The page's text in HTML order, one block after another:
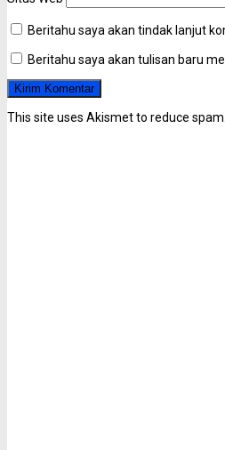
Beritahu saya akan tindak lanjut
Beritahu saya akan tulisan baru
This site uses Akismet to reduce spam.